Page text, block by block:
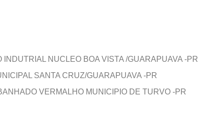
INDUTRIAL NUCLEO BOA VISTA /GUARAPUAVA -PR
SANTA CRUZ/GUARAPUAVA -PR
VERMALHO MUNICIPIO DE TURVO -PR